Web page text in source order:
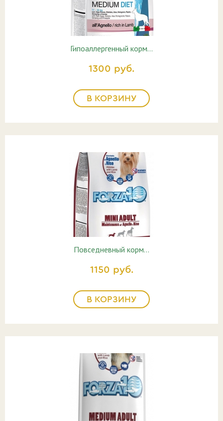
Гипоаллергенный корм…
1300 руб.
В КОРЗИНУ
Повседневный корм…
1150 руб.
В КОРЗИНУ